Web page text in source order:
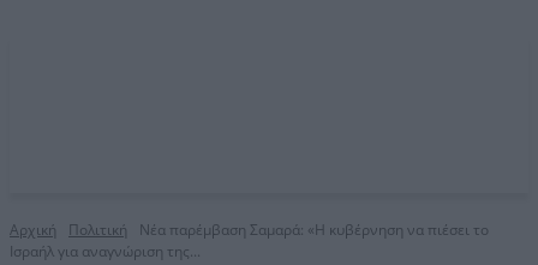
Αρχική Πολιτική
Νέα παρέμβαση Σαμαρά: «Η κυβέρνηση να πιέσει το
Ισραήλ για αναγνώριση της...